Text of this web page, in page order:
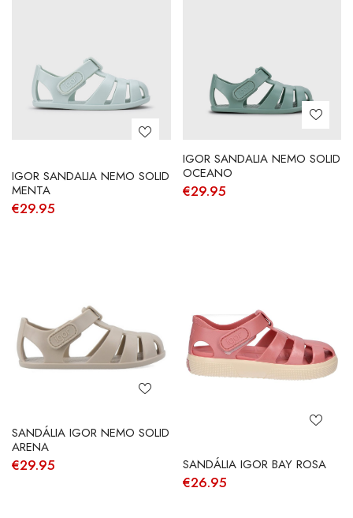
IGOR SANDALIA NEMO SOLID
MENTA
€29.95
IGOR SANDALIA NEMO SOLID
OCEANO
€29.95
SANDÁLIA IGOR NEMO SOLID
ARENA
€29.95 SANDÁLIA IGOR BAY ROSA
€26.95